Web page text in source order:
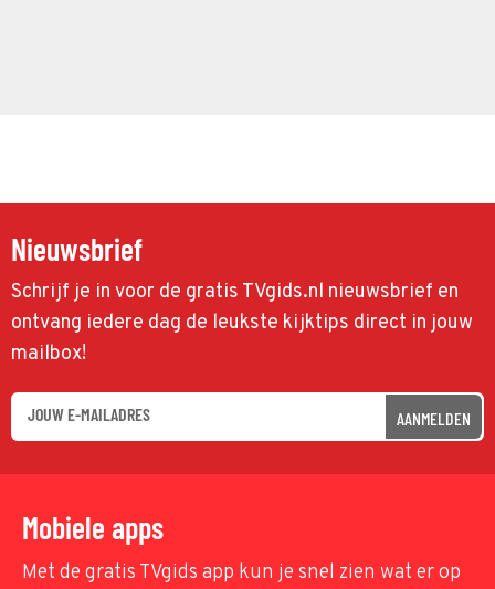
Nieuwsbrief
Schrijf je in voor de gratis TVgids.nl nieuwsbrief en
ontvang iedere dag de leukste kijktips direct in jouw
mailbox!
AANMELDEN
Mobiele apps
Met de gratis TVgids app kun je snel zien wat er op